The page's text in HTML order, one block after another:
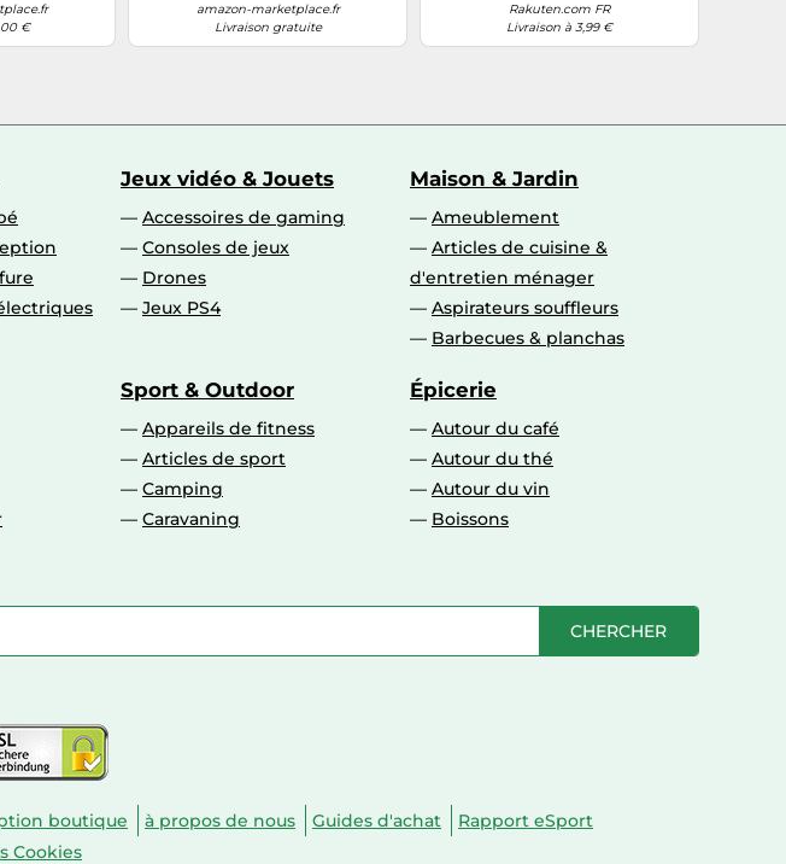
€
amazon-marketplace.fr
Livraison gratuite
Rakuten.com FR
Livraison à 3,99 €
Jeux vidéo & Jouets
Accessoires de gaming
Consoles de jeux
Drones
Jeux PS4
Maison & Jardin
Ameublement
Articles de cuisine &
d'entretien ménager
Aspirateurs souffleurs
Barbecues & planchas
Sport & Outdoor
Appareils de fitness
Articles de sport
Camping
Caravaning
Épicerie
Autour du café
Autour du thé
Autour du vin
Boissons
CHERCHER
boutique à propos de nous Guides d'achat
Rapport eSport
Cookies